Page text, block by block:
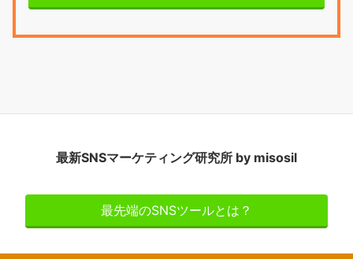
最新SNSマーケティング研究所 by misosil
最先端のSNSツールとは？